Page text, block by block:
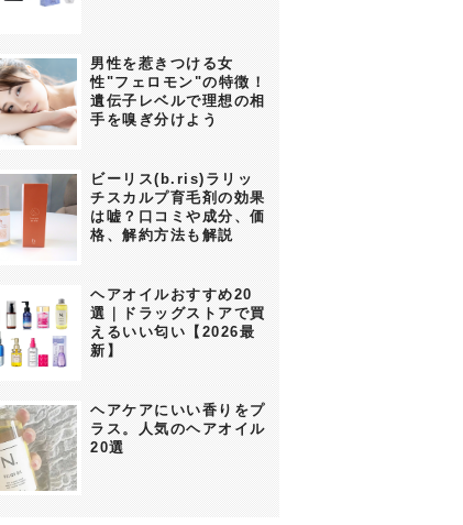
男性を惹きつける女
性"フェロモン"の特徴！
遺伝子レベルで理想の相
手を嗅ぎ分けよう
ビーリス(b.ris)ラリッ
チスカルプ育毛剤の効果
は嘘？口コミや成分、価
格、解約方法も解説
ヘアオイルおすすめ20
選｜ドラッグストアで買
えるいい匂い【2026最
新】
ヘアケアにいい香りをプ
ラス。人気のヘアオイル
20選